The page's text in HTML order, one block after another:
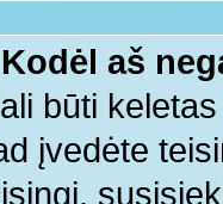
aš
būti
įvedėte